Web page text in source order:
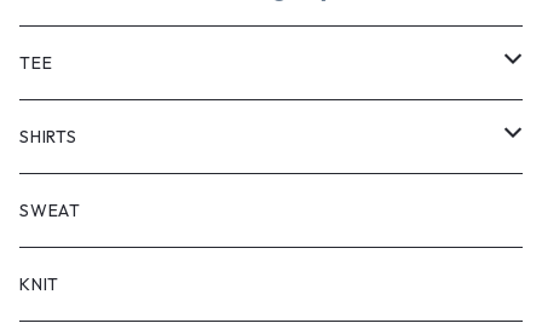
TEE
SHORT SLEEVE
LONG SLEEVE
SHIRTS
SHORT SLEEVE
LONG SLEEVE
SWEAT
KNIT